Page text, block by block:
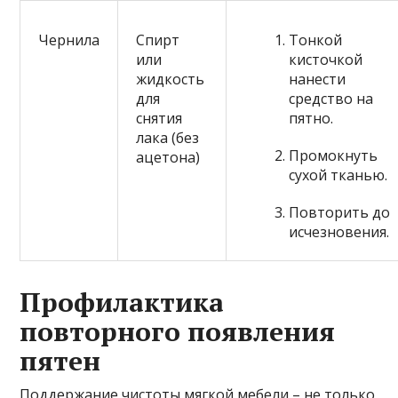
Чернила
Спирт
или
жидкость
для
снятия
лака (без
ацетона)
Тонкой
кисточкой
нанести
средство на
пятно.
Промокнуть
сухой тканью.
Повторить до
исчезновения.
Профилактика
повторного появления
пятен